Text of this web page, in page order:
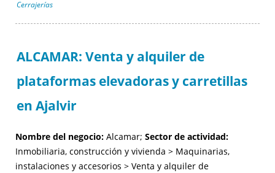
Cerrajerías
ALCAMAR: Venta y alquiler de
plataformas elevadoras y carretillas
en Ajalvir
Nombre del negocio: Alcamar; Sector de actividad:
Inmobiliaria, construcción y vivienda > Maquinarias,
instalaciones y accesorios > Venta y alquiler de